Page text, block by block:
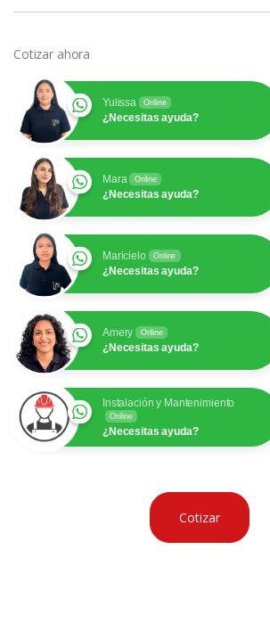
Cotizar ahora
Yulissa Online
¿Necesitas ayuda?
Mara Online
¿Necesitas ayuda?
Maricielo Online
¿Necesitas ayuda?
Amery Online
¿Necesitas ayuda?
Instalación y Mantenimiento
Online
¿Necesitas ayuda?
Cotizar